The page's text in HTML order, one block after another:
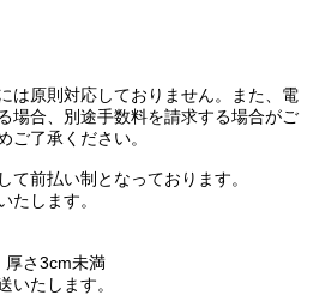
は原則対応しておりません。また、電
場合、別途手数料を請求する場合がご
ご了承ください。
て前払い制となっております。
たします。
さ3cm未満
いたします。